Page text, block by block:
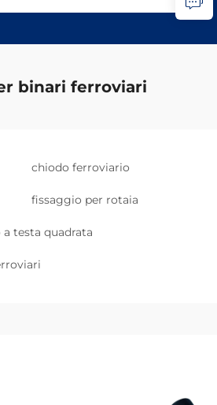
binari ferroviari
chiodo ferroviario
fissaggio per rotaia
testa quadrata